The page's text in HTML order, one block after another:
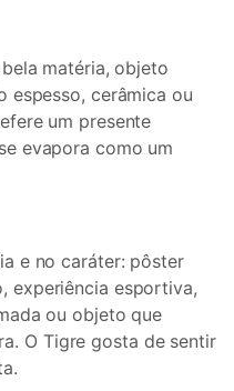
matéria, objeto
espesso, cerâmica ou
um presente
evapora como um
e no caráter: pôster
experiência esportiva,
ou objeto que
O Tigre gosta de sentir